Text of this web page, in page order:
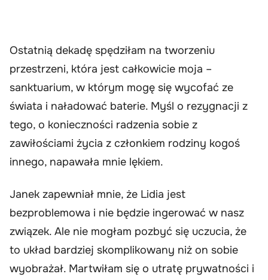
Ostatnią dekadę spędziłam na tworzeniu
przestrzeni, która jest całkowicie moja –
sanktuarium, w którym mogę się wycofać ze
świata i naładować baterie. Myśl o rezygnacji z
tego, o konieczności radzenia sobie z
zawiłościami życia z członkiem rodziny kogoś
innego, napawała mnie lękiem.
Janek zapewniał mnie, że Lidia jest
bezproblemowa i nie będzie ingerować w nasz
związek. Ale nie mogłam pozbyć się uczucia, że
to układ bardziej skomplikowany niż on sobie
wyobrażał. Martwiłam się o utratę prywatności i